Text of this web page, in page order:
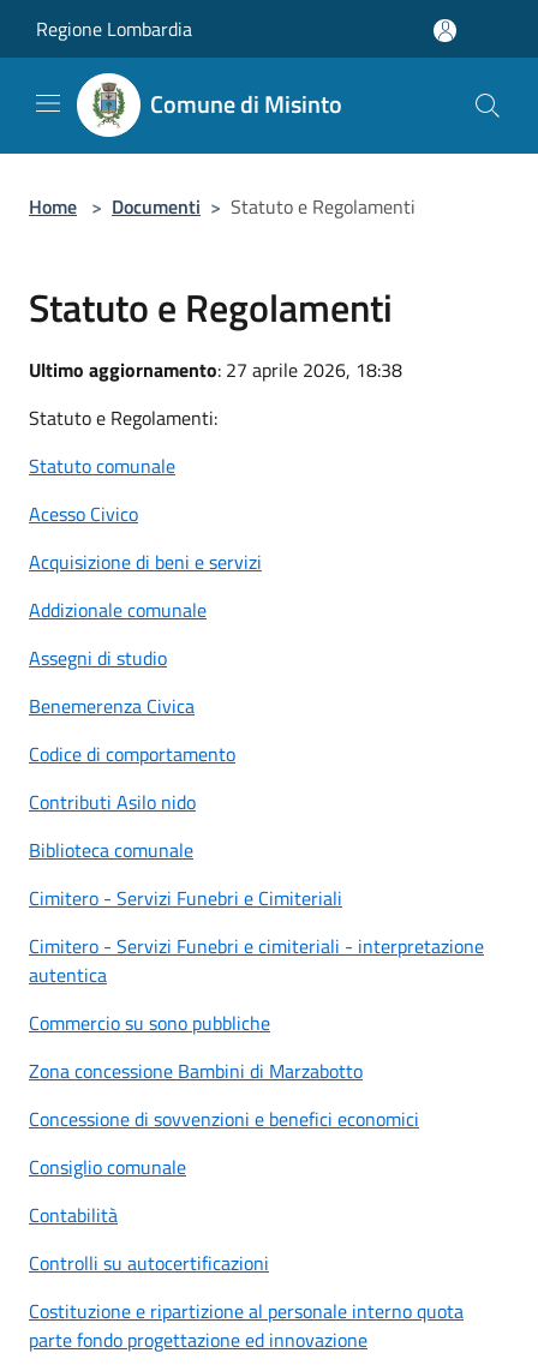
Regione Lombardia
Comune di Misinto
Home > Documenti > Statuto e Regolamenti
Statuto e Regolamenti
Ultimo aggiornamento: 27 aprile 2026, 18:38
Statuto e Regolamenti:
Statuto comunale
Acesso Civico
Acquisizione di beni e servizi
Addizionale comunale
Assegni di studio
Benemerenza Civica
Codice di comportamento
Contributi Asilo nido
Biblioteca comunale
Cimitero - Servizi Funebri e Cimiteriali
Cimitero - Servizi Funebri e cimiteriali - interpretazione
autentica
Commercio su sono pubbliche
Zona concessione Bambini di Marzabotto
Concessione di sovvenzioni e benefici economici
Consiglio comunale
Contabilità
Controlli su autocertificazioni
Costituzione e ripartizione al personale interno quota
parte fondo progettazione ed innovazione